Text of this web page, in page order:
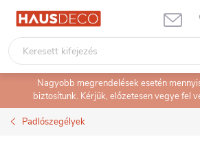
Ugrás
tartalomhoz
Nagyobb megrendelések esetén
biztosítunk. Kérjük, előzetesen vegye fel
Padlószegélyek